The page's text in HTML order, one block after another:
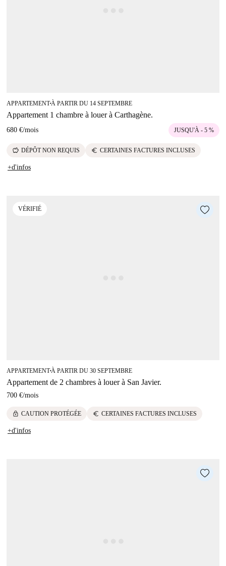
APPARTEMENT■À PARTIR DU 14 SEPTEMBRE
Appartement 1 chambre à louer à Carthagène.
680 €/mois JUSQU'À - 5 %
savings DÉPÔT NON REQUIS euro CERTAINES FACTURES INCLUSES
+d'infos
VÉRIFIÉ
APPARTEMENT■À PARTIR DU 30 SEPTEMBRE
Appartement de 2 chambres à louer à San Javier.
700 €/mois
lock CAUTION PROTÉGÉE euro CERTAINES FACTURES INCLUSES
+d'infos